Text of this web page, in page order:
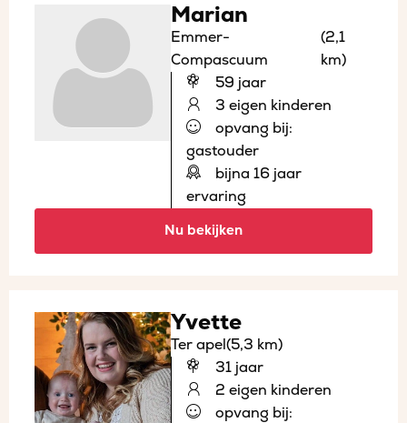
Marian
Emmer-
Compascuum
(2,1
km)
59 jaar
3 eigen kinderen
opvang bij:
gastouder
bijna 16 jaar
ervaring
Nu bekijken
Yvette
Ter apel(5,3 km)
31 jaar
2 eigen kinderen
opvang bij: